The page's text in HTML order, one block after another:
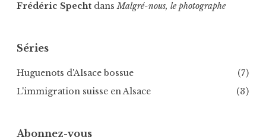
Frédéric Specht dansMalgré-nous, le photographe
Séries
Huguenots d'Alsace bossue
(7)
L'immigration suisse en Alsace
(3)
Abonnez-vous